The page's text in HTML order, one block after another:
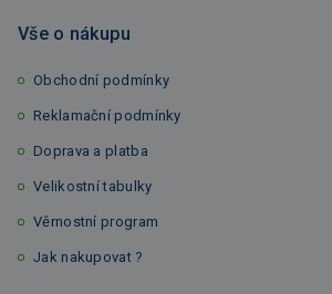
Vše o nákupu
Obchodní podmínky
Reklamační podmínky
Doprava a platba
Velikostní tabulky
Věrnostní program
Jak nakupovat ?